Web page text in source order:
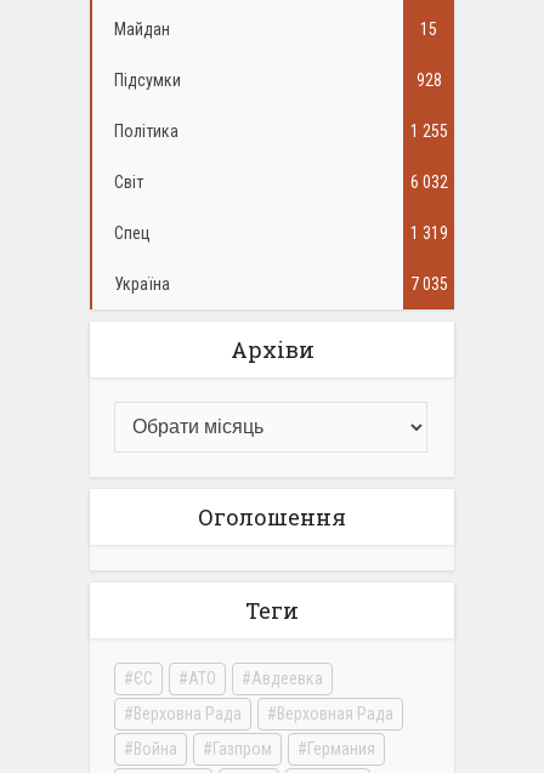
Майдан 15
Підсумки 928
Політика 1 255
Світ 6 032
Спец 1 319
Україна 7 035
Архіви
Оголошення
Теги
ЄС АТО
Авдеевка
Верховна Рада
Верховная Рада
Война
Газпром
Германия